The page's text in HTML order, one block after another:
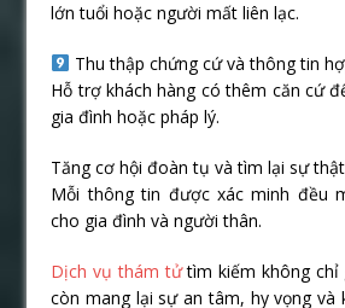
lớn tuổi hoặc người mất liên lạc.
Thu thập chứng cứ và thông tin
Hỗ trợ khách hàng có thêm căn cứ
gia đình hoặc pháp lý.
Tăng cơ hội đoàn tụ và tìm lại sự thật
Mỗi thông tin được xác minh đều
cho gia đình và người thân.
Dịch vụ thám tửtìm kiếm không chỉ
còn mang lại sự an tâm, hy vọng và